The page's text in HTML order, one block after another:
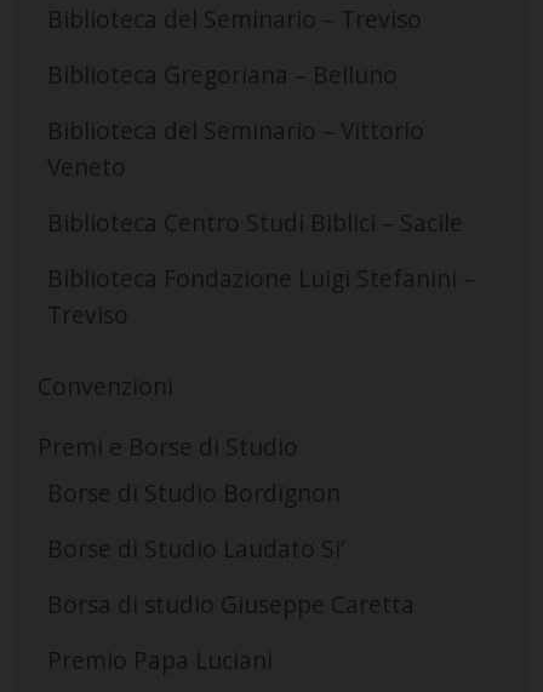
Biblioteca del Seminario – Treviso
Biblioteca Gregoriana – Belluno
Biblioteca del Seminario – Vittorio
Veneto
Biblioteca Centro Studi Biblici – Sacile
Biblioteca Fondazione Luigi Stefanini –
Treviso
Convenzioni
Premi e Borse di Studio
Borse di Studio Bordignon
Borse di Studio Laudato Si’
Borsa di studio Giuseppe Caretta
Premio Papa Luciani